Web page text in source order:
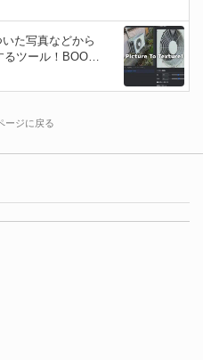
た写真などから
ツール！BOOT
ージに戻る